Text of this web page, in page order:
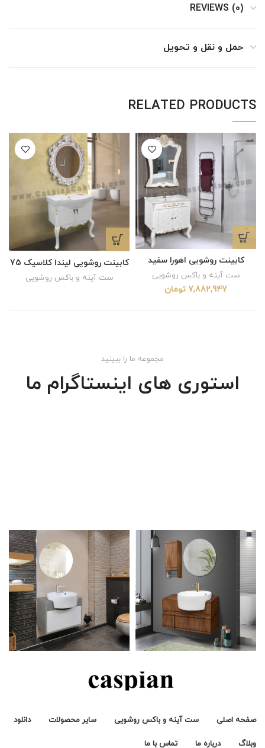
REVIEWS (0)
حمل و نقل و تحویل
RELATED PRODUCTS
کابینت روشویی اهورا سفید
ست آینه و باکس روشویی
7,882,947 تومان
کابینت روشویی لیندا کلاسیک 75
ست آینه و باکس روشویی
مجموعه ما را ببینید
استوری های اینستاگرام ما
صفحه اصلی ست آینه و باکس روشویی سایر محصولات دانلود
وبلاگ درباره ما تماس با ما